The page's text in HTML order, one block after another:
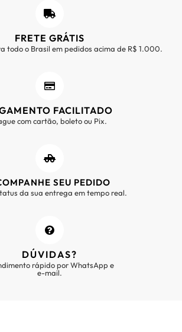
FRETE GRÁTIS
todo o Brasil em pedidos acima de R$ 1.000.
FACILITADO
com cartão, boleto ou Pix.
SEU PEDIDO
da sua entrega em tempo real.
DÚVIDAS?
rápido por WhatsApp e
e-mail.